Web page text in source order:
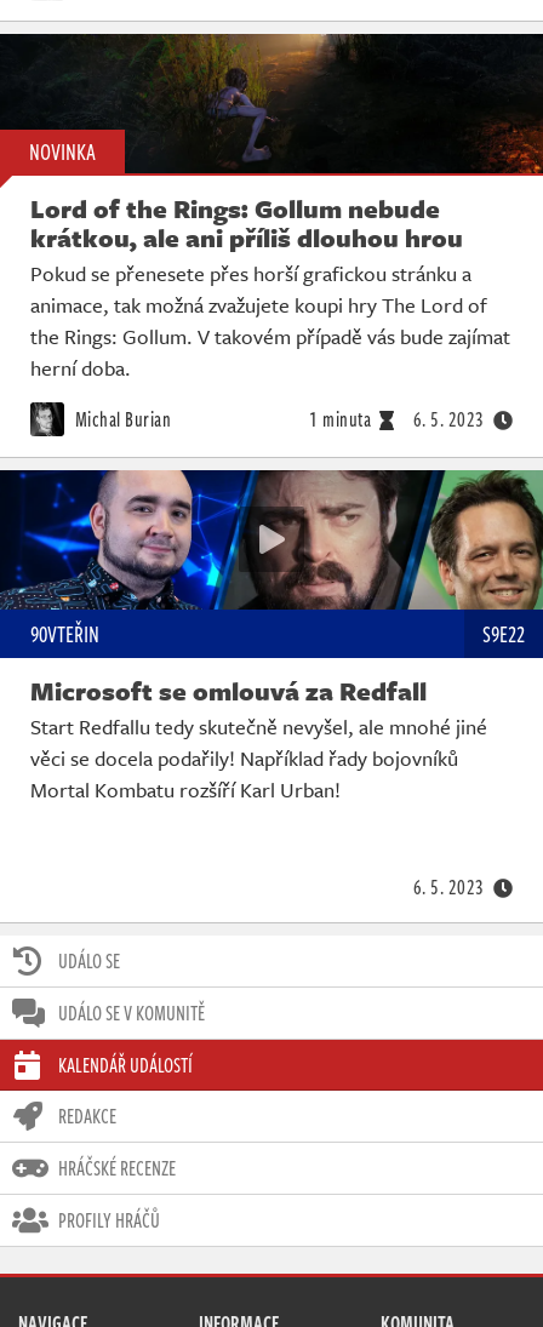
UDÁLO SE
UDÁLO SE V KOMUNITĚ
KALENDÁŘ UDÁLOSTÍ
REDAKCE
HRÁČSKÉ RECENZE
PROFILY HRÁČŮ
NOVINKA
Lord of the Rings: Gollum nebude
krátkou, ale ani příliš dlouhou hrou
Pokud se přenesete přes horší grafickou stránku a
animace, tak možná zvažujete koupi hry The Lord of
the Rings: Gollum. V takovém případě vás bude zajímat
herní doba.
Michal Burian 1 minuta 6. 5. 2023
90VTEŘIN S9E22
Microsoft se omlouvá za Redfall
Start Redfallu tedy skutečně nevyšel, ale mnohé jiné
věci se docela podařily! Například řady bojovníků
Mortal Kombatu rozšíří Karl Urban!
6. 5. 2023